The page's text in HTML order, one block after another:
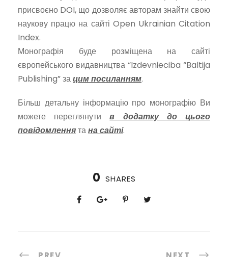
присвоєно DOI, що дозволяє авторам знайти свою
наукову працю на сайті Open Ukrainian Citation
Index.
Монографія буде розміщена на сайті
європейського видавництва “Izdevnieciba “Baltija
Publishing” зацим посиланням.
Більш детальну інформацію про монографію Ви
можете переглянутив додатку до цього
повідомленнятана сайті.
0 SHARES